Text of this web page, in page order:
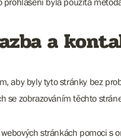
a
aby byly tyto stránky bez
se zobrazováním těchto
stránkách pomoci